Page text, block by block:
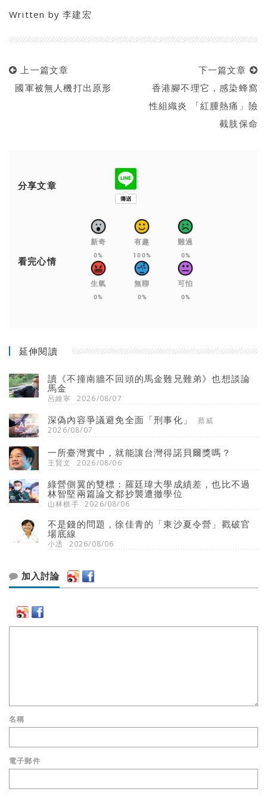
Written by李建宏
上一篇文章
國軍被無人機打出原形
下一篇文章
香港腳不理它，感染蜂窩
性組織炎 「紅腫熱痛」險
截肢保命
分享文章
看完心情
新奇
0%
有趣
100%
難過
0%
生氣
0%
無聊
0%
可怕
0%
延伸閱讀
讀《不撞南牆不回頭的馬金難兄難弟》也想談論
馬金
呂維寧 2026/08/07
深偽內容爭議避免全面「刑事化」
蔡威
2026/08/07
一所臺灣實中，就能讓台灣得諾貝爾獎嗎？
王賢文 2026/08/06
綠營側翼的雙標：羅廷瑋大學成績差，也比不過
林智堅兩篇論文都抄襲遭撤學位
山林棋手 2026/08/06
不是錢的問題，徐佳青的「東沙夏令營」戳破官
場底線
小丞 2026/08/06
加入討論
名稱
電子郵件